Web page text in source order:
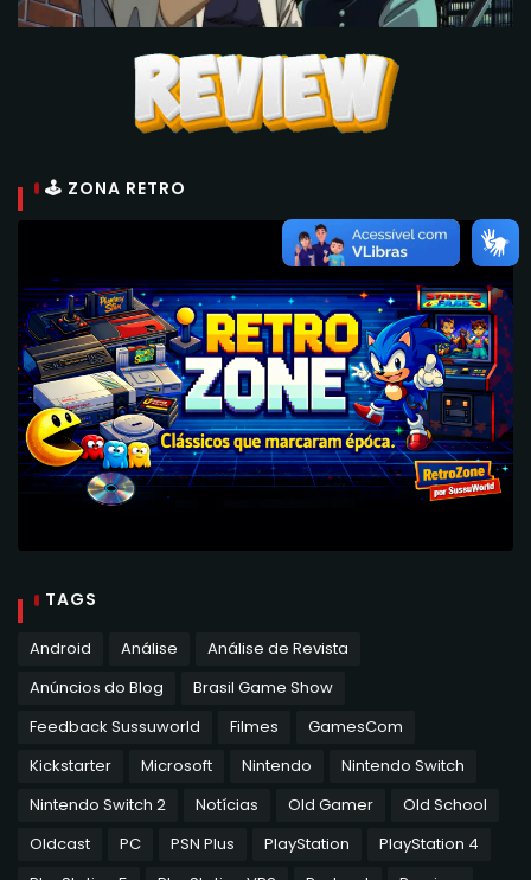
🕹 ZONA RETRO
TAGS
Android Análise
Análise de Revista
Anúncios do Blog
Brasil Game Show
Feedback Sussuworld
Filmes
GamesCom
Kickstarter
Microsoft Nintendo
Nintendo Switch
Nintendo Switch 2
Notícias Old Gamer
Old School
Oldcast
PC PSN Plus PlayStation
PlayStation 4